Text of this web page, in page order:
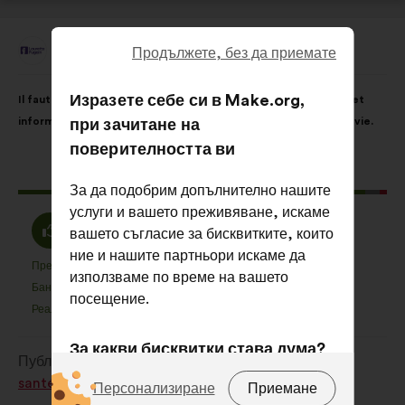
ПредложениеAssociation Laurette Fugain
на
предложението:
Il faut renforcer les soins palliatifs à domicile ou en structure et
informer patients et aidants sur la prise en charge de la fin de vie.
предложение
получи:
разпределението
е:
Съгласен
съм
:
94%
предложение
квалифицирано
в
:
Предпочитан
:пъти
Баналност
:пъти
Реалистичен
:пъти
Въздържал
4%
Това
квалифицирано
:
Няма мнение
Публикувано в
santé, la prévention et le bien-être ?
Продължете, без да приемате
Изразете себе си в Make.org,
при зачитане на
поверителността ви
За да подобрим допълнително нашите
услуги и вашето преживяване, искаме
вашето съгласие за бисквитките, които
ние и нашите партньори искаме да
използваме по време на вашето
посещение.
За какви бисквитки става дума?
Техники:бисквитки, които са от
Приемане
Персонализиране